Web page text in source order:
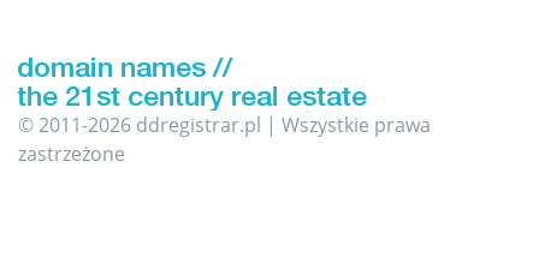
© 2011-2026 ddregistrar.pl | Wszystkie prawa
zastrzeżone